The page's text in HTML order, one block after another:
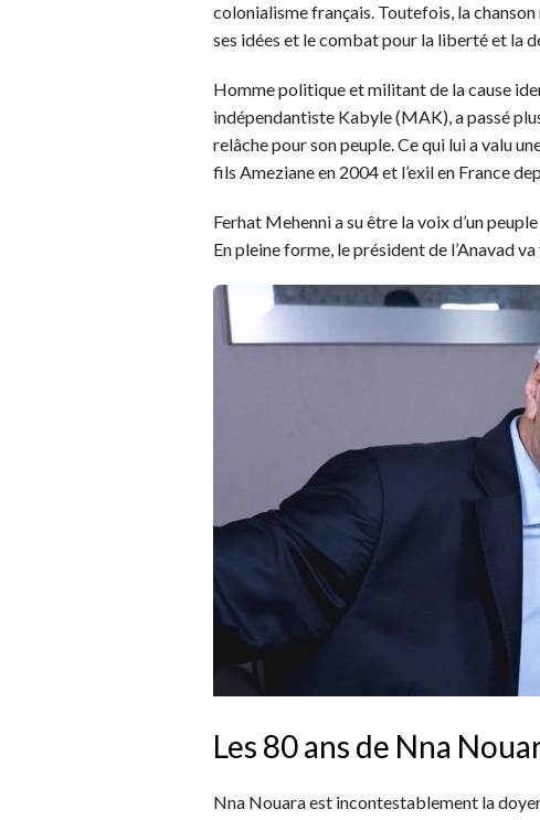
colonialisme français. Toutefois, la
ses idées et le combat pour la liberté et la
Homme politique et militant de la cause
indépendantiste Kabyle (MAK), a passé
relâche pour son peuple. Ce qui lui a valu
fils Ameziane en 2004 et l’exil en France
Ferhat Mehenni a su être la voix d’un
En pleine forme, le président de l’Anavad
Les 80 ans de Nna
Nna Nouara est incontestablement la